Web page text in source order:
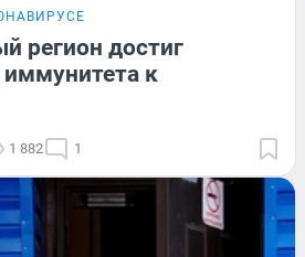
регион достиг
иммунитета к
1 882 1